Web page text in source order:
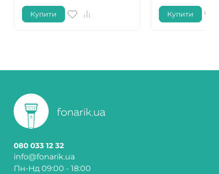
Купити Купити
080 033 12 32
info@fonarik.ua
Пн-Нд 09:00 - 18:00